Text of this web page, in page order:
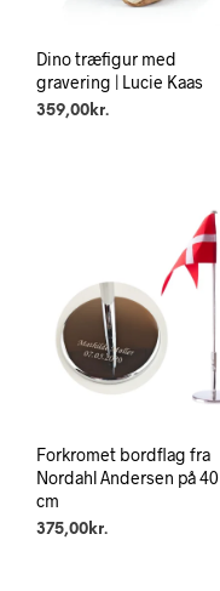
Dino træfigur med
gravering | Lucie Kaas
359,00 kr.
Forkromet bordflag fra
Nordahl Andersen på 40
cm
375,00 kr.